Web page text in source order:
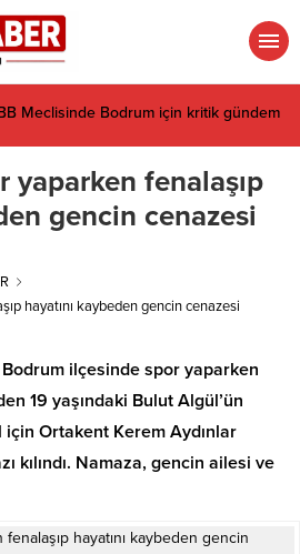
Meclisinde Bodrum için kritik gündem
yaparken fenalaşıp
gencin cenazesi
hayatını kaybeden gencin cenazesi
Bodrum ilçesinde spor yaparken
19 yaşındaki Bulut Algül’ün
Ortakent Kerem Aydınlar
kılındı. Namaza, gencin ailesi ve